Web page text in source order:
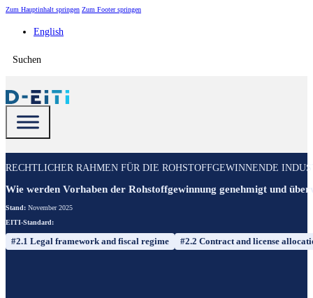
Zum Hauptinhalt springen Zum Footer springen
English
Suchen
RECHTLICHER RAHMEN FÜR DIE ROHSTOFFGEWINNENDE
Wie werden Vorhaben der Rohstoffgewinnung genehmigt und
Stand: November 2025
EITI-Standard:
#2.1 Legal framework and fiscal regime #2.2 Contract and license